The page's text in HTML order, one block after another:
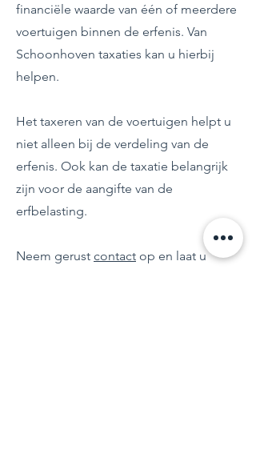
financiële waarde van één of meerdere
voertuigen binnen de erfenis. Van
Schoonhoven taxaties kan u hierbij
helpen.
Het taxeren van de voertuigen helpt u
niet alleen bij de verdeling van de
erfenis. Ook kan de taxatie belangrijk
zijn voor de aangifte van de
erfbelasting.
Neem gerust contact op en laat u